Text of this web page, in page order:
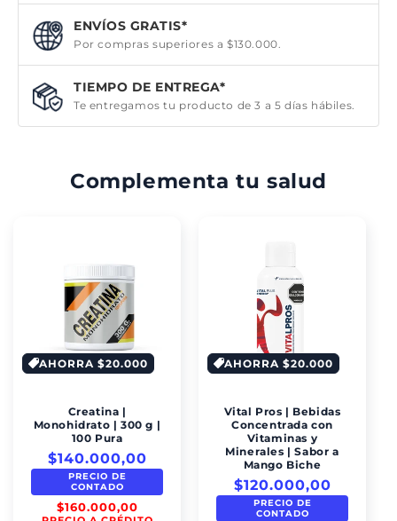
ENVÍOS GRATIS*
Por compras superiores a $130.000.
TIEMPO DE ENTREGA*
Te entregamos tu producto de 3 a 5 días hábiles.
Complementa tu salud
AHORRA $20.000
Creatina |
Monohidrato | 300 g |
100 Pura
$140.000,00
PRECIO DE
CONTADO
$160.000,00
AHORRA $20.000
Vital Pros | Bebidas
Concentrada con
Vitaminas y
Minerales | Sabor a
Mango Biche
$120.000,00
PRECIO DE
CONTADO